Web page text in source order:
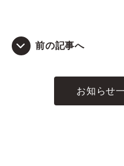
前の記事へ
お知らせ